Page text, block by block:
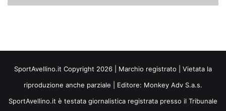
SportAvellino.it Copyright 2026 | Marchio registrato | Vietata la
riproduzione anche parziale | Editore: Monkey Adv S.a.s.
SportAvellino.it è testata giornalistica registrata presso il Tribunale